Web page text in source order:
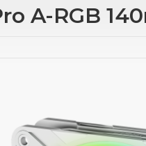
A-RGB